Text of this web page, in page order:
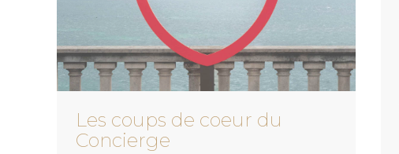
Les coups de coeur du
Concierge